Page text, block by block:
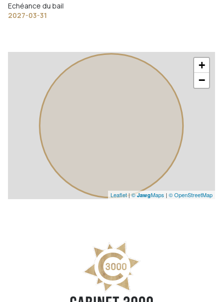
Echéance du bail
2027-03-31
+
−
Leaflet|©JawgMaps | © OpenStreetMap